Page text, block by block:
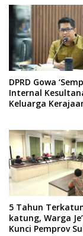
DPRD Gowa
Internal
Keluarga
5 Tahun
katung, Warga
Kunci Pemprov